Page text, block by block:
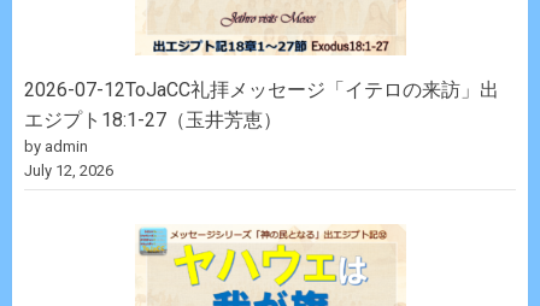
2026-07-12ToJaCC礼拝メッセージ「イテロの来訪」出
エジプト18:1-27（玉井芳恵）
by admin
July 12, 2026